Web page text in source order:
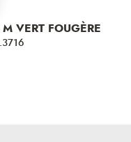
VERT FOUGÈRE